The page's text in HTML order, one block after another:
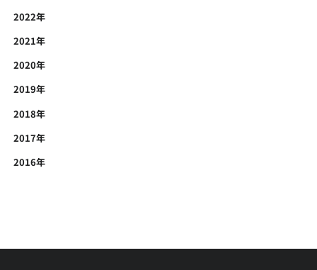
2022年
2021年
2020年
2019年
2018年
2017年
2016年